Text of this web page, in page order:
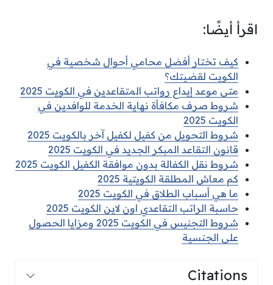
اقرأ أيضًا:
كيف تختار أفضل محامي أحوال شخصية في
الكويت لقضيتك؟
متى موعد إيداع رواتب المتقاعدين في الكويت 2025
شروط صرف مكافأة نهاية الخدمة للوافدين في
الكويت 2025
شروط التحويل من كفيل لكفيل آخر بالكويت 2025
قانون التقاعد المبكر الجديد في الكويت 2025
شروط نقل الكفالة بدون موافقة الكفيل الكويت 2025
كم معاش المطلقة الكويتية 2025
ما هي أسباب الطلاق في الكويت 2025
حاسبة الراتب التقاعدي اون لاين الكويت 2025
شروط التجنيس في الكويت 2025 ومزايا الحصول
على الجنسية
Citations